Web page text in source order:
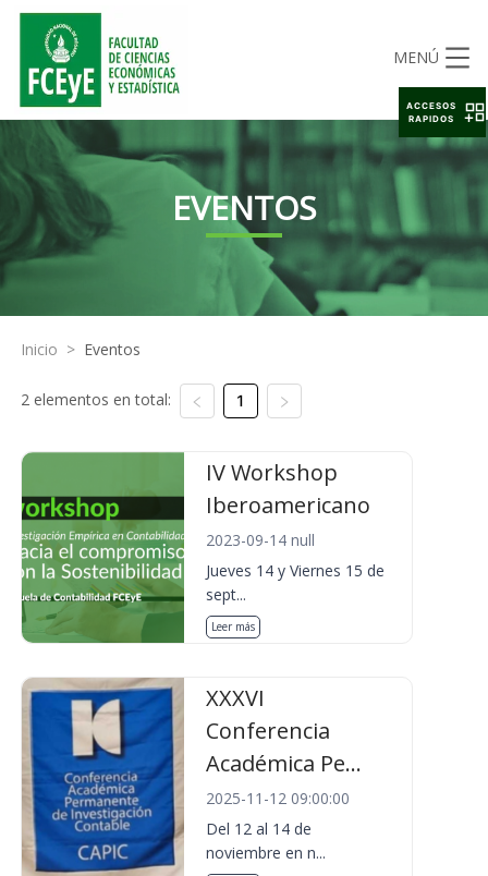
MENÚ
EVENTOS
Inicio > Eventos
2 elementos en total: 1
IV Workshop
Iberoamericano
2023-09-14 null
Jueves 14 y Viernes 15 de
sept...
Leer más
XXXVI
Conferencia
Académica Pe...
2025-11-12 09:00:00
Del 12 al 14 de
noviembre en n...
ACCESOS
RAPIDOS